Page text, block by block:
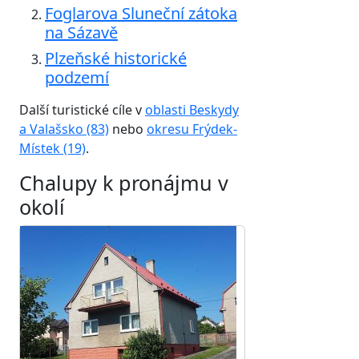
Foglarova Sluneční zátoka
na Sázavě
Plzeňské historické
podzemí
Další turistické cíle voblasti Beskydy
a Valašsko (83) nebo okresu Frýdek-
Místek (19).
Chalupy k pronájmu v
okolí